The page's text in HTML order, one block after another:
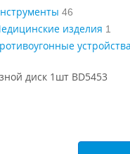
46
изделия 1
устройства
диск 1шт BD5453